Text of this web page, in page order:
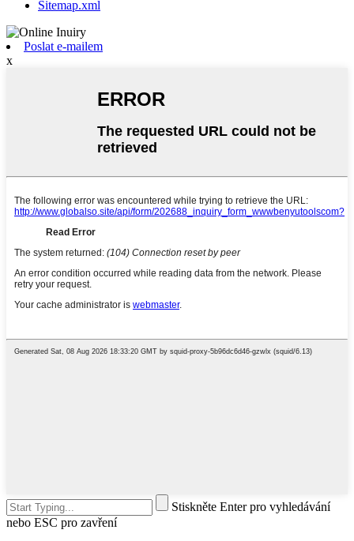
Sitemap.xml
Poslat e-mailem
x
Stiskněte Enter pro vyhledávání
nebo ESC pro zavření